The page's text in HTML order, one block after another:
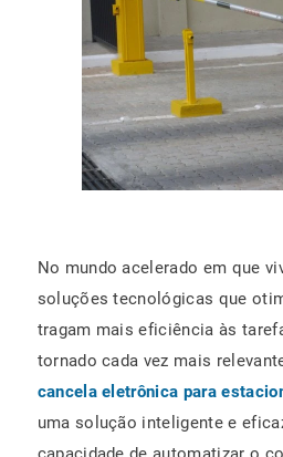
No mundo acelerado em que
soluções tecnológicas que
tragam mais eficiência às
tornado cada vez mais
cancela eletrônica para
uma solução inteligente e